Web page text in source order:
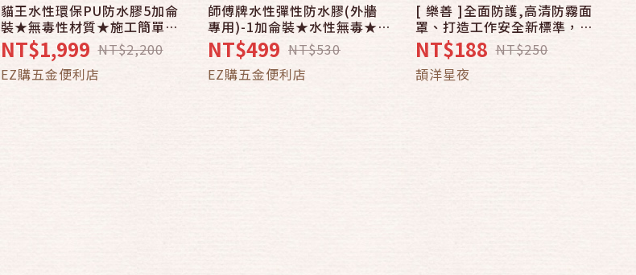
貓王水性環保PU防水膠5加侖
裝★無毒性材質★施工簡單又
輕鬆
NT$1,999 NT$2,200
EZ購五金便利店
師傅牌水性彈性防水膠(外牆
專用)-1加侖裝★水性無毒★
潮濕面可施工★施工簡單，適
合DIY
NT$499 NT$530
EZ購五金便利店
[ 樂善 ]全面防護,高清防霧面
罩、打造工作安全新標準，一
罩到位！黑色
NT$188 NT$250
頡洋星夜